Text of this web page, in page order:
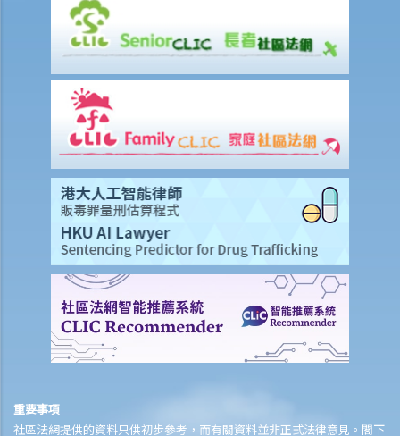
8. 「可撤換受益人」和「不可撤換受益人」有甚麼分別？在哪些情況
下，我才可以更改壽險保單內的「不可撤換受益人」？
9. 我的兒子今年15歲。 可否指定他為我的人壽保險受益人？如果我在他
成年前（即年滿18歲前）死亡，他可否獲得所有保險金？
10. 受保人已失蹤了數年，其保單受益人可否向保險公司索取死亡賠
11. 在處理索償時，保險公司會否接受中醫發出的醫療報告 / 醫生紙？
12. 我在香港購買了一份保險，但在海外受了傷。我可否向保險公司提
出索償？
13. 十八歲以下的人可否購買人壽保險？
14. 如果我的保單已經失效，但我重新繳交保費以嘗試令保單「復
效」。我可否在這段期間向保險公司索償？
15. 我為同一項目（如住院或家居意外）購買了數份保險。我可否從所
有保單索取全數保額，或只可索取實際開支或損失？人壽保險的死亡賠
償會否有不同規定？
加這些計劃？
重要事項
社區法網提供的資料只供初步參考，而有關資料並非正式法律意見。閣下